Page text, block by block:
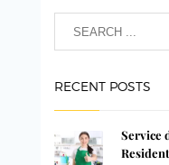
RECENT POSTS
Service